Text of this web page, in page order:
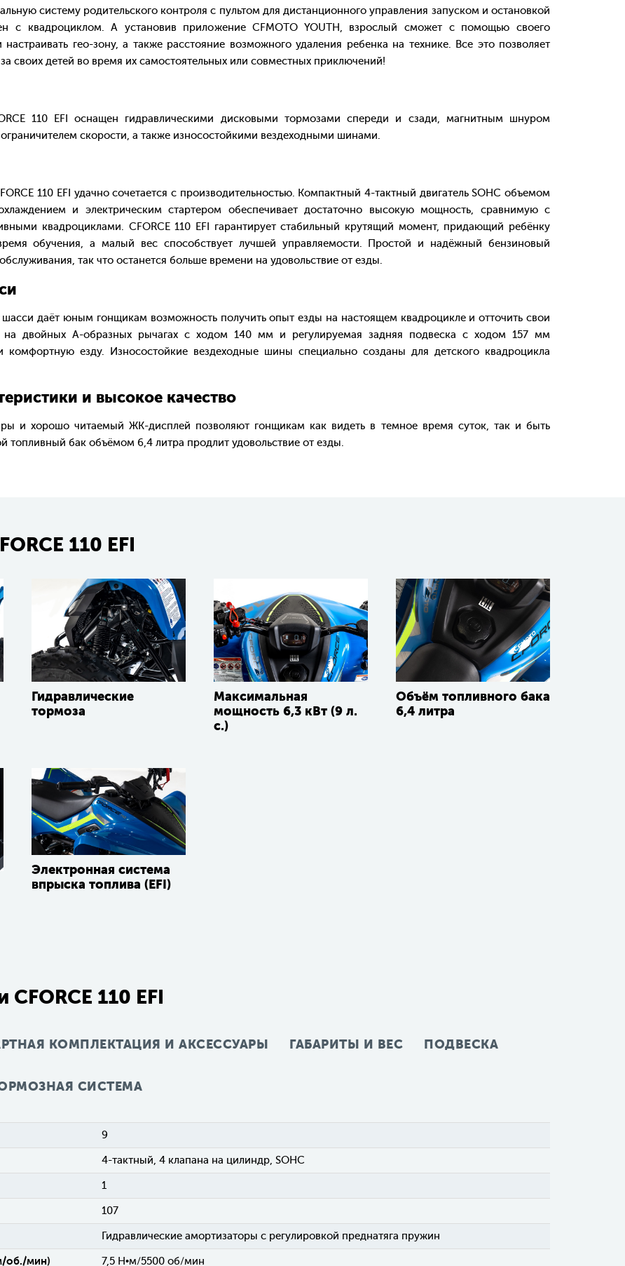
систему родительского контроля с пультом для дистанционного управления запуском и остановкой
с квадроциклом. А установив приложение CFMOTO YOUTH, взрослый сможет с помощью своего
гео-зону, а также расстояние возможного удаления ребенка на технике. Все это позволяет
своих детей во время их самостоятельных или совместных приключений!
110 EFI оснащен гидравлическими дисковыми тормозами спереди и сзади, магнитным шнуром
скорости, а также износостойкими вездеходными шинами.
110 EFI удачно сочетается с производительностью. Компактный 4-тактный двигатель SOHC объемом
и электрическим стартером обеспечивает достаточно высокую мощность, сравнимую с
квадроциклами. CFORCE 110 EFI гарантирует стабильный крутящий момент, придающий ребёнку
обучения, а малый вес способствует лучшей управляемости. Простой и надёжный бензиновый
так что останется больше времени на удовольствие от езды.
даёт юным гонщикам возможность получить опыт езды на настоящем квадроцикле и отточить свои
на двойных А-образных рычагах с ходом 140 мм и регулируемая задняя подвеска с ходом 157 мм
езду. Износостойкие вездеходные шины специально созданы для детского квадроцикла
и высокое качество
хорошо читаемый ЖК-дисплей позволяют гонщикам как видеть в темное время суток, так и быть
топливный бак объёмом 6,4 литра продлит удовольствие от езды.
110 EFI
Гидравлические
тормоза
Максимальная
мощность 6,3 кВт (9 л.
с.)
Объём топливного бака
6,4 литра
Электронная система
впрыска топлива (EFI)
110 EFI
КОМПЛЕКТАЦИЯ И АКСЕССУАРЫ ГАБАРИТЫ И ВЕС ПОДВЕСКА
СИСТЕМА
9
4-тактный, 4 клапана на цилиндр, SOHC
1
107
Гидравлические амортизаторы с регулировкой преднатяга пружин
об./мин) 7,5 Н•м/5500 об/мин